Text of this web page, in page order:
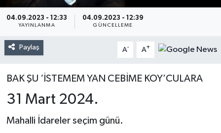
04.09.2023 - 12:33
YAYINLANMA
04.09.2023 - 12:39
GÜNCELLEME
Paylaş A- A+
BAK ŞU ‘İSTEMEM YAN CEBİME KOY’CULARA
31 Mart 2024.
Mahalli İdareler seçim günü.